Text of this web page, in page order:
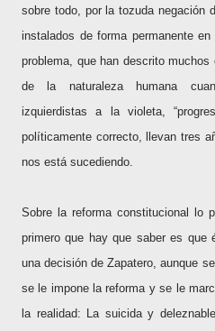
sobre todo, por la tozuda negación
instalados de forma permanente
problema, que han descrito
de la naturaleza humana
izquierdistas a la violeta,
políticamente correcto, llevan tres
nos está sucediendo.
Sobre la reforma constitucional lo
primero que hay que saber es que
una decisión de Zapatero, aunque
se le impone la reforma y se le
la realidad: La suicida y